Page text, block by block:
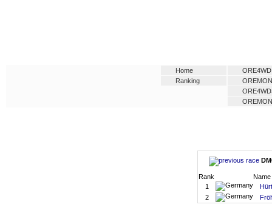
Home
Ranking
ORE4WD
OREMON
Rank
Name
1
2